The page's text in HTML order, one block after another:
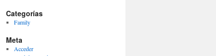
Categorías
Family
Meta
Acceder